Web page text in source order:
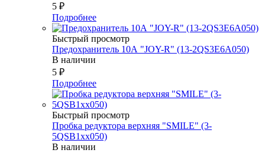
5 ₽
Подробнее
Быстрый просмотр
Предохранитель 10А "JOY-R" (13-2QS3E6A050)
В наличии
5 ₽
Подробнее
Быстрый просмотр
Пробка редуктора верхняя "SMILE" (3-
5QSB1xx050)
В наличии